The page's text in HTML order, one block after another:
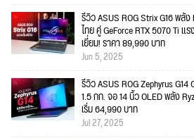
รีวิว ASUS ROG Strix G16 พลั
ไทย คู่ GeForce RTX 5070 Ti แ
เยี่ยม! ราคา 89,990 บาท
Jun 5, 2025
รีวิว ASUS ROG Zephyrus G14
1.5 กก. จอ 14 นิ้ว OLED พลัง
เริ่ม 64,990 บาท
Jul 27, 2025